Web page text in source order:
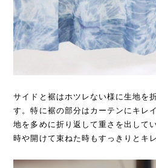
サイドと裾はホツレない様に生地を
す。特に裾の部分はカーテンにキレ
地を多めに折り返して重さを出して
時や開けて束ねた時もすっきりとキ